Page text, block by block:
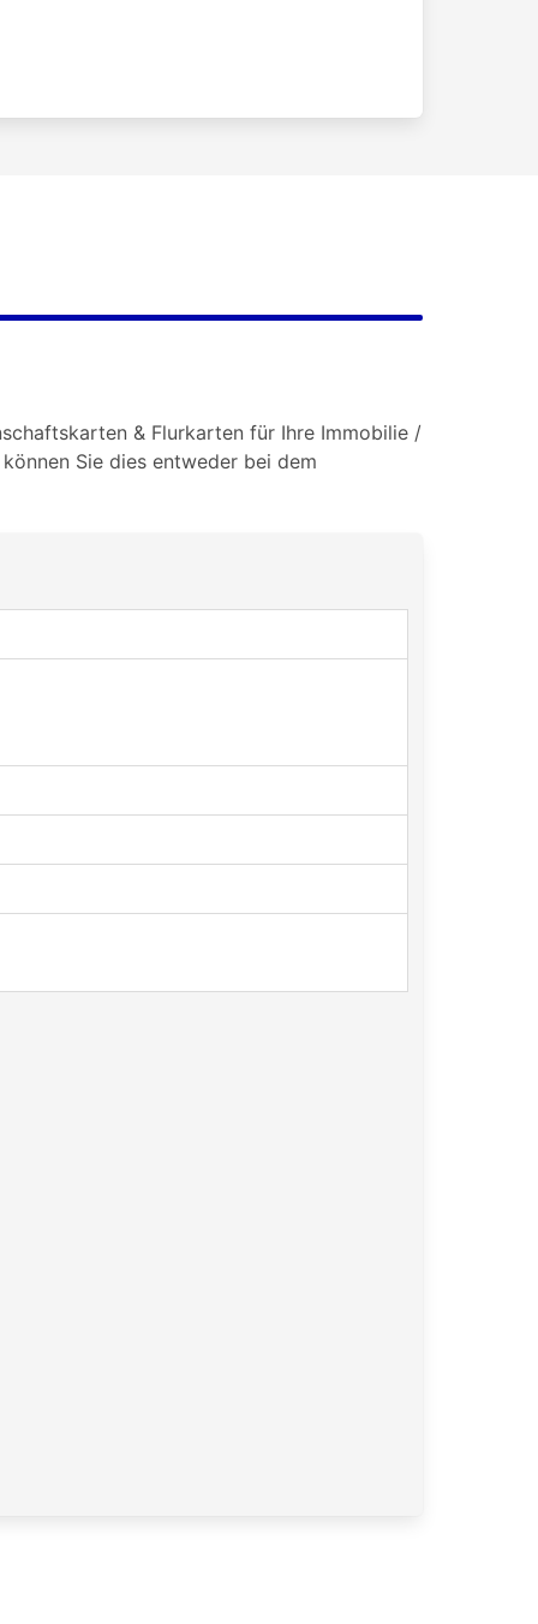
& Flurkarten für Ihre Immobilie /
Sie dies entweder bei dem